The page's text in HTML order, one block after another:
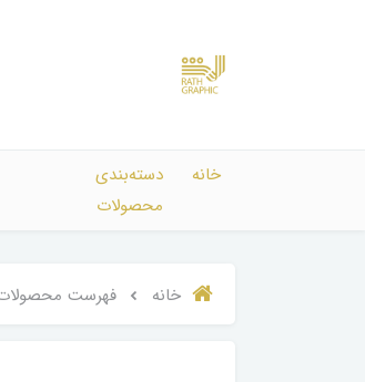
خانه
دسته‌بندی‌
محصولات
خانه فهرست